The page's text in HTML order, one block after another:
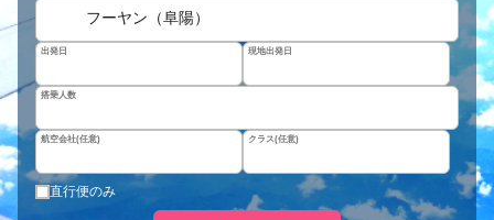
フーヤン（阜陽）
出発日 現地出発日
搭乗人数
航空会社(任意) クラス(任意)
直行便のみ